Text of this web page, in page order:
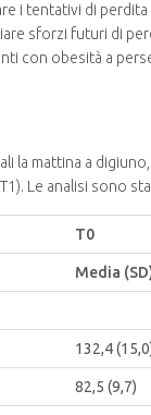
i tentativi di
sforzi futuri di
con obesità a
la mattina a
Le analisi sono
T0
Media
132,4
82,5 (9,7)